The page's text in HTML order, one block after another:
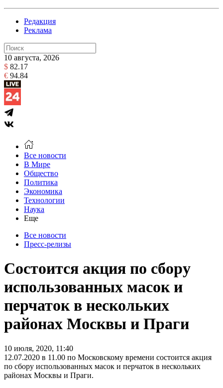
Редакция
Реклама
10 августа, 2026
$ 82.17
€ 94.84
Все новости
В Мире
Общество
Политика
Экономика
Технологии
Наука
Еще
Все новости
Пресс-релизы
Состоится акция по сбору
использованных масок и
перчаток в нескольких
районах Москвы и Праги
10 июля, 2020, 11:40
12.07.2020 в 11.00 по Московскому времени состоится акция
по сбору использованных масок и перчаток в нескольких
районах Москвы и Праги.